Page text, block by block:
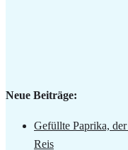
Neue Beiträge:
Gefüllte Paprika,
Reis